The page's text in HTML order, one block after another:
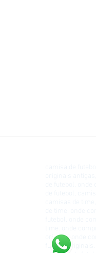
original. onde
futebol